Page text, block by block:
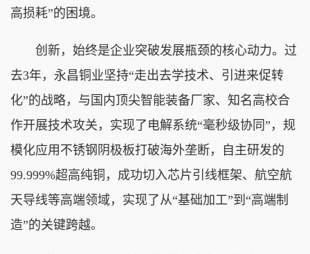
高损耗”的困境。
创新，始终是企业突破发展瓶颈的核心动力。过
去3年，永昌铜业坚持“走出去学技术、引进来促转
化”的战略，与国内顶尖智能装备厂家、知名高校合
作开展技术攻关，实现了电解系统“毫秒级协同”，规
模化应用不锈钢阴极板打破海外垄断，自主研发的
99.999%超高纯铜，成功切入芯片引线框架、航空航
天导线等高端领域，实现了从“基础加工”到“高端制
造”的关键跨越。